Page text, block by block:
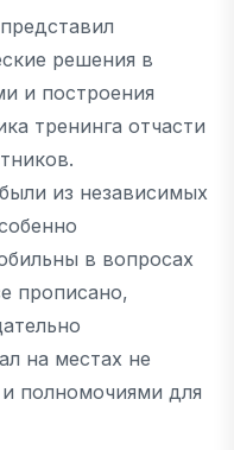
решения в
и построения
тренинга отчасти
из независимых
в вопросах
прописано,
на местах не
полномочиями для